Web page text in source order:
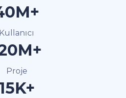
Kullanıcı
Proje